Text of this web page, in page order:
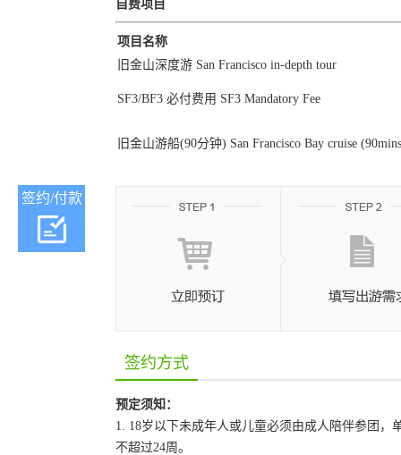
自费项目
项目名称
旧金山深度游 San Francisco in-depth tour
SF3/BF3 必付费用 SF3 Mandatory Fee
旧金山游船(90分钟) San Francisco Bay cruise
签约/付款
签约方式
预定须知：
1. 18岁以下未成年人或儿童必须由成人陪伴参团
不超过24周。